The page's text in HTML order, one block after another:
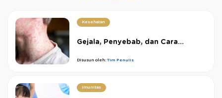
Kesehatan
Gejala, Penyebab, dan Cara...
Disusun oleh: Tim Penulis
Imunitas